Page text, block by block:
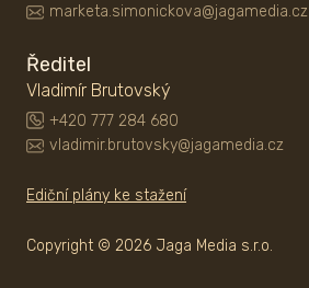
marketa.simonickova@jagamedia.cz
Ředitel
Vladimír Brutovský
+420 777 284 680
vladimir.brutovsky@jagamedia.cz
Ediční plány ke stažení
Copyright © 2026 Jaga Media s.r.o.